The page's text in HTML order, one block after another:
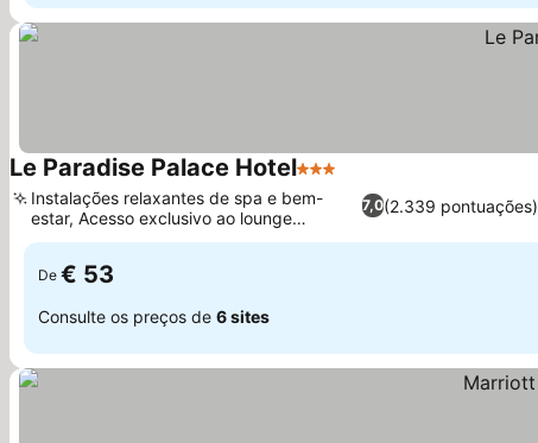
Le Paradise Palace Hotel3 Estrelas
7,0(2.339 pontuações)
Instalações relaxantes de spa e bem-
estar, Acesso exclusivo ao lounge
executivo
De € 53
Consulte os preços de 6 sites